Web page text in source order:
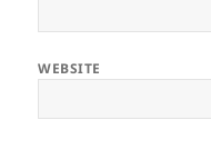
WEBSITE